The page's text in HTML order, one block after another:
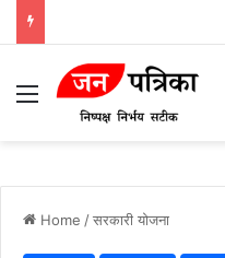
Menu
Home /सरकारी योजना